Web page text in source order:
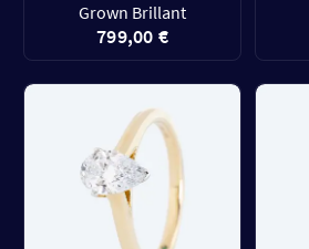
Grown Brillant
799,00 €